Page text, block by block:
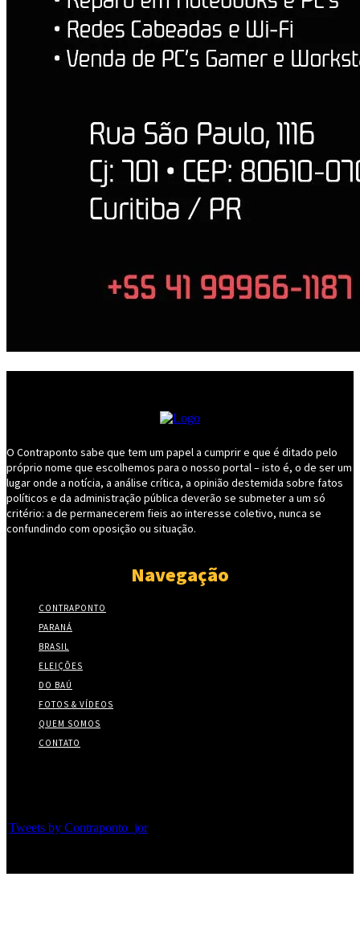
O Contraponto sabe que tem um papel a cumprir e que é ditado pelo
próprio nome que escolhemos para o nosso portal – isto é, o de ser um
lugar onde a notícia, a análise crítica, a opinião destemida sobre fatos
políticos e da administração pública deverão se submeter a um só
critério: a de permanecerem fieis ao interesse coletivo, nunca se
confundindo com oposição ou situação.
Navegação
CONTRAPONTO
PARANÁ
BRASIL
ELEIÇÕES
DO BAÚ
FOTOS & VÍDEOS
QUEM SOMOS
CONTATO
Tweets by Contraponto_jor